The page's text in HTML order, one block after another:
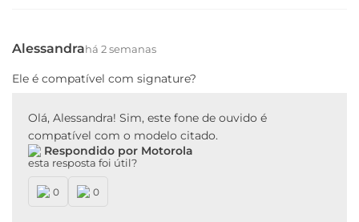
Alessandrahá 2 semanas
Ele é compatível com signature?
Olá, Alessandra! Sim, este fone de ouvido é
compatível com o modelo citado.
Respondido por Motorola
esta resposta foi útil?
0 0